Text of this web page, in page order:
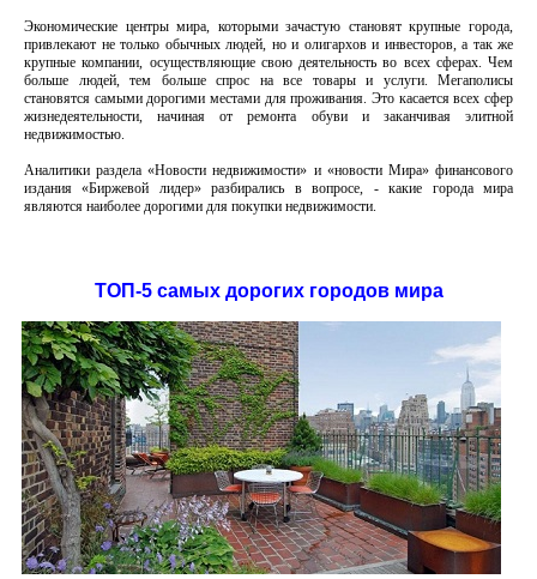
Экономические центры мира, которыми зачастую становят крупные города,
привлекают не только обычных людей, но и олигархов и инвесторов, а так же
крупные компании, осуществляющие свою деятельность во всех сферах. Чем
больше людей, тем больше спрос на все товары и услуги. Мегаполисы
становятся самыми дорогими местами для проживания. Это касается всех сфер
жизнедеятельности, начиная от ремонта обуви и заканчивая элитной
недвижимостью.
Аналитики раздела «Новости недвижимости» и «новости Мира» финансового
издания «Биржевой лидер» разбирались в вопросе, - какие города мира
являются наиболее дорогими для покупки недвижимости.
ТОП-5 самых дорогих городов мира